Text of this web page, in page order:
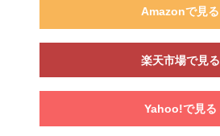
Amazonで見る
楽天市場で見る
Yahoo!で見る